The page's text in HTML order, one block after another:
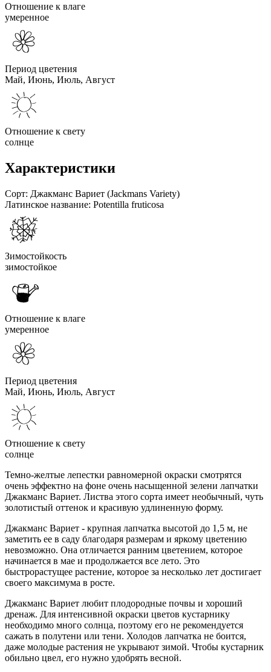
Отношение к влаге
умеренное
Период цветения
Май, Июнь, Июль, Август
Отношение к свету
солнце
Характеристики
Сорт: Джакманс Вариет (Jackmans Variety)
Латинское название: Potentilla fruticosa
Зимостойкость
зимостойкое
Отношение к влаге
умеренное
Период цветения
Май, Июнь, Июль, Август
Отношение к свету
солнце
Темно-желтые лепестки равномерной окраски смотрятся
очень эффектно на фоне очень насыщенной зелени лапчатки
Джакманс Вариет. Листва этого сорта имеет необычный, чуть
золотистый оттенок и красивую удлиненную форму.
Джакманс Вариет - крупная лапчатка высотой до 1,5 м, не
заметить ее в саду благодаря размерам и яркому цветению
невозможно. Она отличается ранним цветением, которое
начинается в мае и продолжается все лето. Это
быстрорастущее растение, которое за несколько лет достигает
своего максимума в росте.
Джакманс Вариет любит плодородные почвы и хороший
дренаж. Для интенсивной окраски цветов кустарнику
необходимо много солнца, поэтому его не рекомендуется
сажать в полутени или тени. Холодов лапчатка не боится,
даже молодые растения не укрывают зимой. Чтобы кустарник
обильно цвел, его нужно удобрять весной.